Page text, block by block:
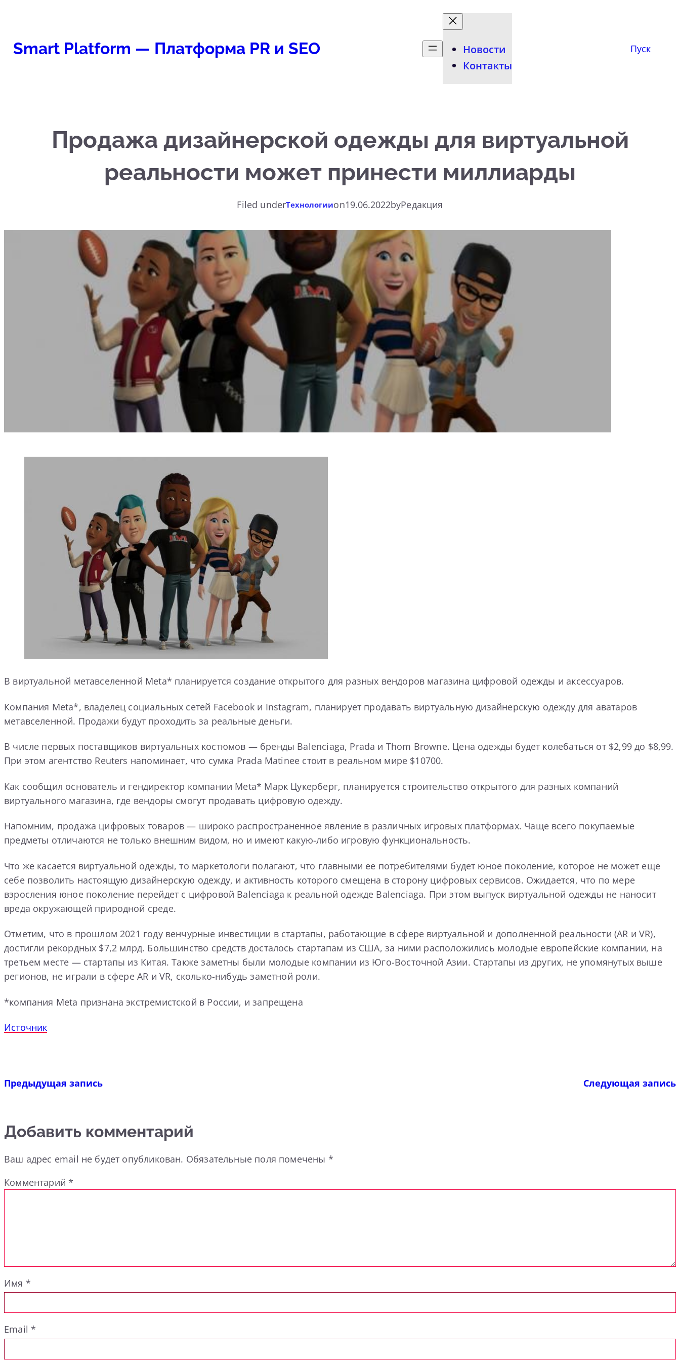
Smart Platform — Платформа PR и SEO
Новости
Контакты
Пуск
Продажа дизайнерской одежды для виртуальной
реальности может принести миллиарды
Filed underТехнологииon19.06.2022byРедакция
В виртуальной метавселенной Meta* планируется создание открытого для разных вендоров магазина цифровой одежды и аксессуаров.
Компания Meta*, владелец социальных сетей Facebook и Instagram, планирует продавать виртуальную дизайнерскую одежду для аватаров
метавселенной. Продажи будут проходить за реальные деньги.
В числе первых поставщиков виртуальных костюмов — бренды Balenciaga, Prada и Thom Browne. Цена одежды будет колебаться от $2,99 до $8,99.
При этом агентство Reuters напоминает, что сумка Prada Matinee стоит в реальном мире $10700.
Как сообщил основатель и гендиректор компании Meta* Марк Цукерберг, планируется строительство открытого для разных компаний
виртуального магазина, где вендоры смогут продавать цифровую одежду.
Напомним, продажа цифровых товаров — широко распространенное явление в различных игровых платформах. Чаще всего покупаемые
предметы отличаются не только внешним видом, но и имеют какую-либо игровую функциональность.
Что же касается виртуальной одежды, то маркетологи полагают, что главными ее потребителями будет юное поколение, которое не может еще
себе позволить настоящую дизайнерскую одежду, и активность которого смещена в сторону цифровых сервисов. Ожидается, что по мере
взросления юное поколение перейдет с цифровой Balenciaga к реальной одежде Balenciaga. При этом выпуск виртуальной одежды не наносит
вреда окружающей природной среде.
Отметим, что в прошлом 2021 году венчурные инвестиции в стартапы, работающие в сфере виртуальной и дополненной реальности (AR и VR),
достигли рекордных $7,2 млрд. Большинство средств досталось стартапам из США, за ними расположились молодые европейские компании, на
третьем месте — стартапы из Китая. Также заметны были молодые компании из Юго-Восточной Азии. Стартапы из других, не упомянутых выше
регионов, не играли в сфере AR и VR, сколько-нибудь заметной роли.
*компания Meta признана экстремистской в России, и запрещена
Источник
Предыдущая запись Следующая запись
Добавить комментарий
Ваш адрес email не будет опубликован. Обязательные поля помечены *
Комментарий*
Имя *
Email*